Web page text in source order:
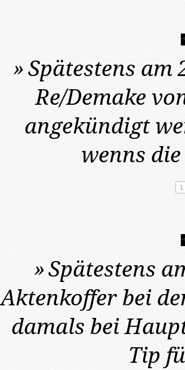
»Spätestens am
Re/Demake
angekündigt
wenns
1
»Spätestens
Aktenkoffer bei
damals bei
Tip